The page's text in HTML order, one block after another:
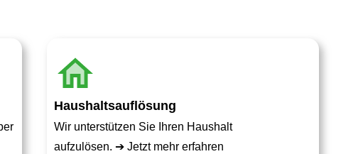
Haushaltsauflösung
Wir unterstützen Sie Ihren Haushalt
aufzulösen. ➔ Jetzt mehr erfahren